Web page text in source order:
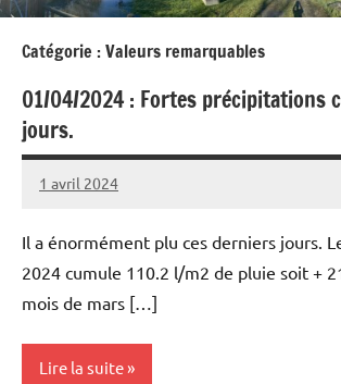
Catégorie :Valeurs remarquables
01/04/2024 : Fortes précipitations
jours.
1 avril 2024
Patrice
Il a énormément plu ces derniers jours.
2024 cumule 110.2 l/m2 de pluie soit +
mois de mars […]
Lire la suite